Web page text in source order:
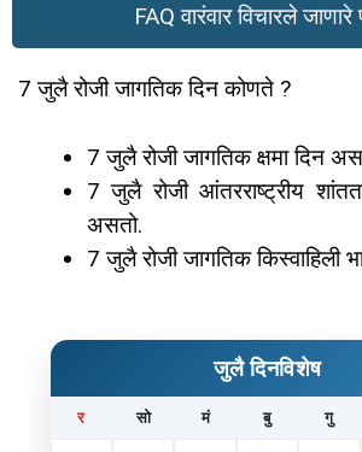
FAQ वारंवार विचारले
7 जुलै रोजी जागतिक दिन कोणते ?
7 जुलै रोजी जागतिक क्षमा दिन
7 जुलै रोजी आंतरराष्ट्रीय
असतो.
7 जुलै रोजी जागतिक किस्वाहिली
जुलै दिनविशेष
र सो मं बु गु